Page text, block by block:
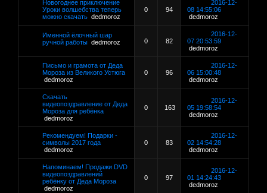
Новогоднее приключение
Уроки волшебства теперь
можно скачать dedmoroz
0 94
2016-12-
08 14:55:06
dedmoroz
Именной ёлочный шар
ручной работы dedmoroz 0 82
2016-12-
07 20:53:59
dedmoroz
Письмо и грамота от Деда
Мороза из Великого Устюга
dedmoroz
0 96
2016-12-
06 15:00:48
dedmoroz
Скачать
видеопоздравление от Деда
Мороза для ребёнка
dedmoroz
0 163
2016-12-
05 19:58:54
dedmoroz
Рекомендуем! Подарки -
символы 2017 года
dedmoroz
0 83
2016-12-
02 14:54:28
dedmoroz
Напоминаем! Продажи DVD
видеопоздравлений
ребёнку от Деда Мороза
dedmoroz
0 97
2016-12-
01 14:24:43
dedmoroz